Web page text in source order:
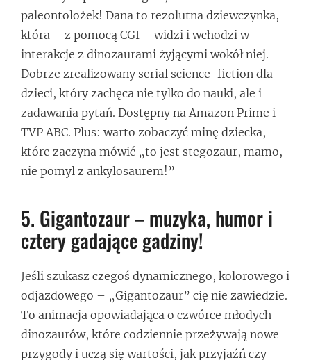
paleontolożek! Dana to rezolutna dziewczynka,
która – z pomocą CGI – widzi i wchodzi w
interakcje z dinozaurami żyjącymi wokół niej.
Dobrze zrealizowany serial science-fiction dla
dzieci, który zachęca nie tylko do nauki, ale i
zadawania pytań. Dostępny na Amazon Prime i
TVP ABC. Plus: warto zobaczyć minę dziecka,
które zaczyna mówić „to jest stegozaur, mamo,
nie pomyl z ankylosaurem!”
5. Gigantozaur – muzyka, humor i
cztery gadające gadziny!
Jeśli szukasz czegoś dynamicznego, kolorowego i
odjazdowego – „Gigantozaur” cię nie zawiedzie.
To animacja opowiadająca o czwórce młodych
dinozaurów, które codziennie przeżywają nowe
przygody i uczą się wartości, jak przyjaźń czy